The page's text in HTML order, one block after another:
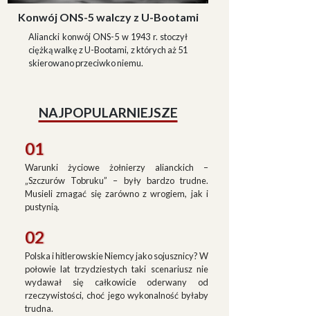
Konwój ONS-5 walczy z U-Bootami
Aliancki konwój ONS-5 w 1943 r. stoczył
ciężką walkę z U-Bootami, z których aż 51
skierowano przeciwko niemu.
NAJPOPULARNIEJSZE
01
Warunki życiowe żołnierzy alianckich –
„Szczurów Tobruku” – były bardzo trudne.
Musieli zmagać się zarówno z wrogiem, jak i
pustynią.
02
Polska i hitlerowskie Niemcy jako sojusznicy? W
połowie lat trzydziestych taki scenariusz nie
wydawał się całkowicie oderwany od
rzeczywistości, choć jego wykonalność byłaby
trudna.